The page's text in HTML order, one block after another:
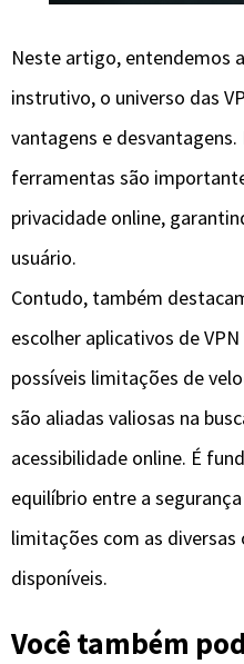
Neste artigo, entendemos
instrutivo, o universo das
vantagens e
ferramentas são
privacidade online,
usuário.
Contudo, também
escolher aplicativos de
possíveis limitações de
são aliadas valiosas na
acessibilidade online. É
equilíbrio entre a
limitações com as
disponíveis.
Você também